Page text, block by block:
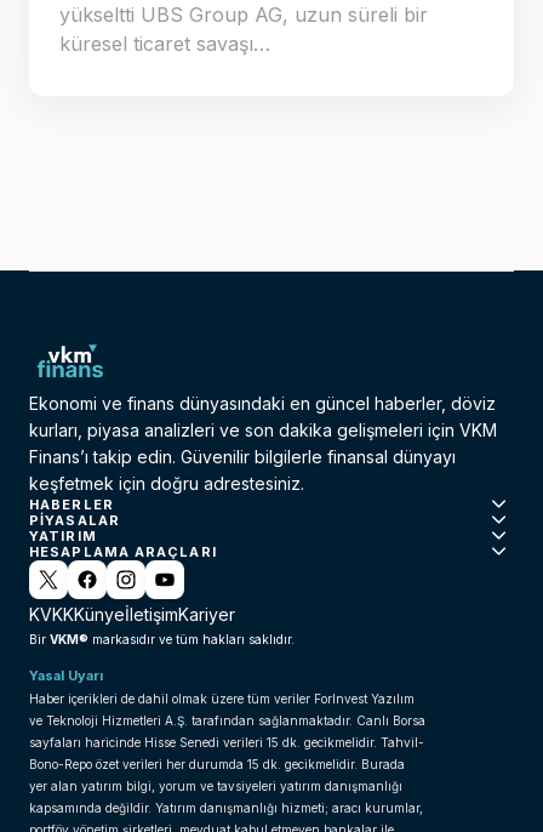
yükseltti UBS Group AG, uzun süreli bir
küresel ticaret savaşı…
Ekonomi ve finans dünyasındaki en güncel haberler, döviz
kurları, piyasa analizleri ve son dakika gelişmeleri için VKM
Finans’ı takip edin. Güvenilir bilgilerle finansal dünyayı
keşfetmek için doğru adrestesiniz.
HABERLER
PIYASALAR
YATIRIM
HESAPLAMA ARAÇLARI
KVKKKünyeİletişimKariyer
Bir VKM® markasıdır ve tüm hakları saklıdır.
Yasal Uyarı
Haber içerikleri de dahil olmak üzere tüm veriler ForInvest Yazılım
ve Teknoloji Hizmetleri A.Ş. tarafından sağlanmaktadır. Canlı Borsa
sayfaları haricinde Hisse Senedi verileri 15 dk. gecikmelidir. Tahvil-
Bono-Repo özet verileri her durumda 15 dk. gecikmelidir. Burada
yer alan yatırım bilgi, yorum ve tavsiyeleri yatırım danışmanlığı
kapsamında değildir. Yatırım danışmanlığı hizmeti; aracı kurumlar,